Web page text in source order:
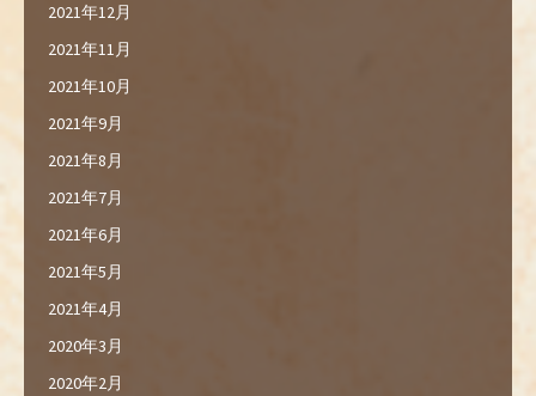
2021年12月
2021年11月
2021年10月
2021年9月
2021年8月
2021年7月
2021年6月
2021年5月
2021年4月
2020年3月
2020年2月